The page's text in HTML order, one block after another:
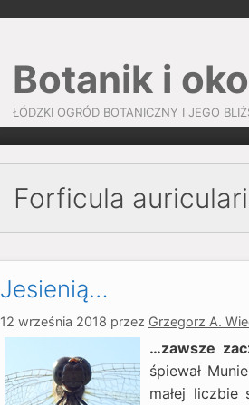
Botanik i
ŁÓDZKI OGRÓD BOTANICZNY I JEGO
Forficula
Jesienią…
12 września 2018 przez Grzegorz A.
…zawsze
śpiewał
małej